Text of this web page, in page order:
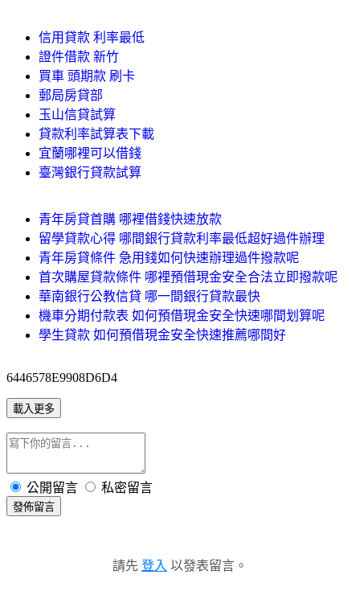
信用貸款 利率最低
證件借款 新竹
買車 頭期款 刷卡
郵局房貸部
玉山信貸試算
貸款利率試算表下載
宜蘭哪裡可以借錢
臺灣銀行貸款試算
青年房貸首購 哪裡借錢快速放款
留學貸款心得 哪間銀行貸款利率最低超好過件辦理
青年房貸條件 急用錢如何快速辦理過件撥款呢
首次購屋貸款條件 哪裡預借現金安全合法立即撥款呢
華南銀行公教信貸 哪一間銀行貸款最快
機車分期付款表 如何預借現金安全快速哪間划算呢
學生貸款 如何預借現金安全快速推薦哪間好
6446578E9908D6D4
載入更多
公開留言 私密留言
發佈留言
請先 登入 以發表留言。